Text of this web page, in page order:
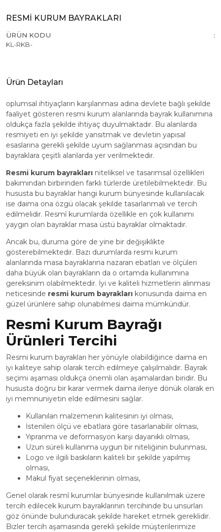
RESMİ KURUM BAYRAKLARI
ÜRÜN KODU
KL-RKB-
Ürün Detayları
oplumsal ihtiyaçların karşılanması adına devlete bağlı şekilde
faaliyet gösteren resmi kurum alanlarında bayrak kullanımına
oldukça fazla şekilde ihtiyaç duyulmaktadır. Bu alanlarda
resmiyeti en iyi şekilde yansıtmak ve devletin yapısal
esaslarına gerekli şekilde uyum sağlanması açısından bu
bayraklara çeşitli alanlarda yer verilmektedir.
Resmi kurum bayrakları niteliksel ve tasarımsal özellikleri
bakımından birbirinden farklı türlerde üretilebilmektedir. Bu
hususta bu bayraklar hangi kurum bünyesinde kullanılacak
ise daima ona özgü olacak şekilde tasarlanmalı ve tercih
edilmelidir. Resmî kurumlarda özellikle en çok kullanımı
yaygın olan bayraklar masa üstü bayraklar olmaktadır.
Ancak bu, duruma göre de yine bir değişiklikte
gösterebilmektedir. Bazı durumlarda resmi kurum
alanlarında masa bayraklarına nazaran ebatları ve ölçüleri
daha büyük olan bayrakların da o ortamda kullanımına
gereksinim olabilmektedir. İyi ve kaliteli hizmetlerin alınması
neticesinde resmi kurum bayrakları konusunda daima en
güzel ürünlere sahip olunabilmesi daima mümkündür.
Resmi Kurum Bayrağı
Ürünleri Tercihi
Resmi kurum bayrakları her yönüyle olabildiğince daima en
iyi kaliteye sahip olarak tercih edilmeye çalışılmalıdır. Bayrak
seçimi aşaması oldukça önemli olan aşamalardan biridir. Bu
hususta doğru bir karar vermek daima ileriye dönük olarak en
iyi memnuniyetin elde edilmesini sağlar.
Kullanılan malzemenin kalitesinin iyi olması,
İstenilen ölçü ve ebatlara göre tasarlanabilir olması,
Yıpranma ve deformasyon karşı dayanıklı olması,
Uzun süreli kullanıma uygun bir niteliğinin bulunması,
Logo ve ilgili baskıların kaliteli bir şekilde yapılmış
olması,
Makul fiyat seçeneklerinin olması,
Genel olarak resmî kurumlar bünyesinde kullanılmak üzere
tercih edilecek kurum bayraklarının tercihinde bu unsurları
göz önünde bulunduracak şekilde hareket etmek gereklidir.
Bizler tercih aşamasında gerekli şekilde müşterilerimize